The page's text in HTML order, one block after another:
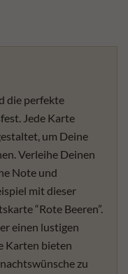
die perfekte
Jede Karte
um Deine
Verleihe Deinen
Note und
mit dieser
“Rote Beeren”.
einen lustigen
Karten bieten
zu